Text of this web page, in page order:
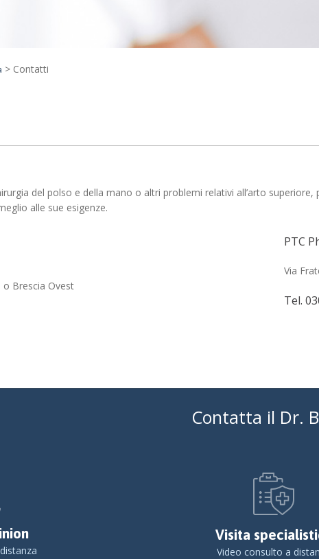
> Contatti
del polso e della mano o altri problemi relativi all’arto
alle sue esigenze.
Brescia Ovest
PTC
Via
Tel.
Contatta il Dr.
Visita
Video consulto a